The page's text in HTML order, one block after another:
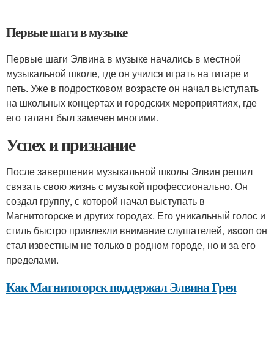
Первые шаги в музыке
Первые шаги Элвина в музыке начались в местной
музыкальной школе, где он учился играть на гитаре и
петь. Уже в подростковом возрасте он начал выступать
на школьных концертах и городских мероприятиях, где
его талант был замечен многими.
Успех и признание
После завершения музыкальной школы Элвин решил
связать свою жизнь с музыкой профессионально. Он
создал группу, с которой начал выступать в
Магнитогорске и других городах. Его уникальный голос и
стиль быстро привлекли внимание слушателей, иsoon он
стал известным не только в родном городе, но и за его
пределами.
Как Магнитогорск поддержал Элвина Грея